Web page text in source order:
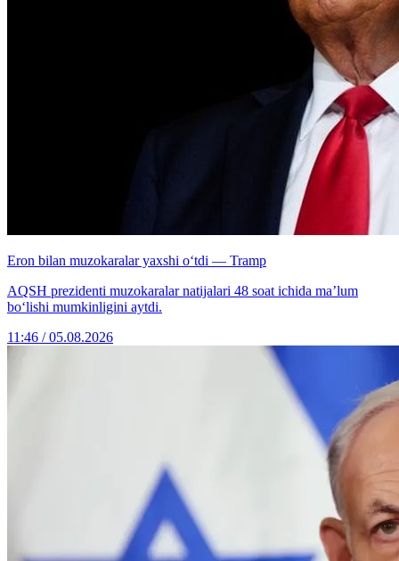
Eron bilan muzokaralar yaxshi o‘tdi — Tramp
AQSH prezidenti muzokaralar natijalari 48 soat ichida ma’lum
bo‘lishi mumkinligini aytdi.
11:46 / 05.08.2026